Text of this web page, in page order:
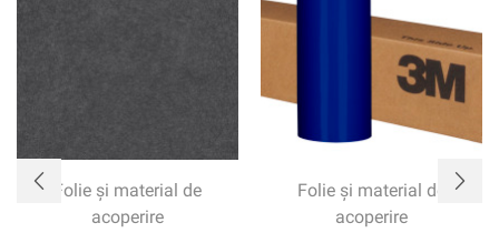
Folie și material de
acoperire
Folie și material de
acoperire